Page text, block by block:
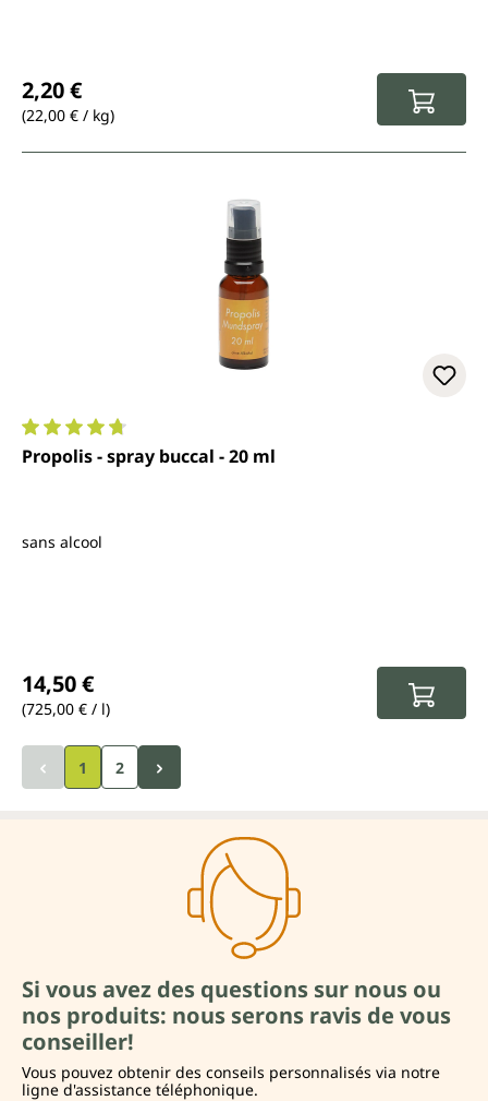
2,20 €
(22,00 € / kg)
Note moyenne de 4.7 sur 5 étoiles
Propolis - spray buccal - 20 ml
sans alcool
14,50 €
(725,00 € / l)
1 2
Si vous avez des questions sur nous ou
nos produits: nous serons ravis de vous
conseiller!
Vous pouvez obtenir des conseils personnalisés via notre
ligne d'assistance téléphonique.